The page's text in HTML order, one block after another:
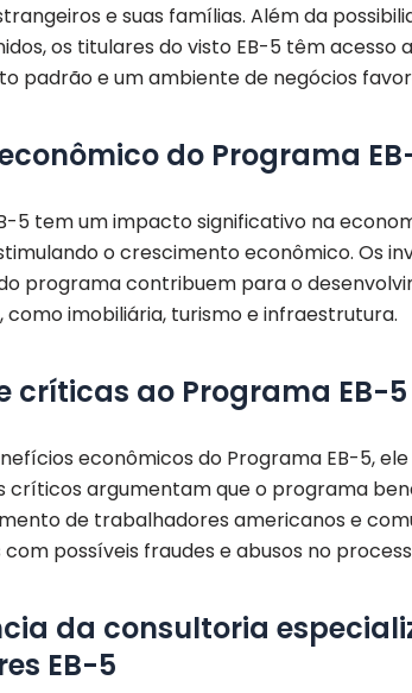
e suas famílias. Além da
os titulares do visto EB-5 têm acesso
padrão e um ambiente de negócios
do Programa
5 tem um impacto significativo na
o crescimento econômico. Os
programa contribuem para o
como imobiliária, turismo e infraestrutura.
críticas ao Programa EB-5
econômicos do Programa EB-5,
críticos argumentam que o programa
de trabalhadores americanos e
possíveis fraudes e abusos no
da consultoria
EB-5